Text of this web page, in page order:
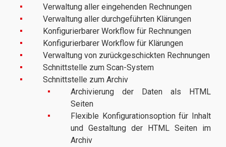
Verwaltung aller eingehenden Rechnungen
Verwaltung aller durchgeführten Klärungen
Konfigurierbarer Workflow für Rechnungen
Konfigurierbarer Workflow für Klärungen
Verwaltung von zurückgeschickten Rechnungen
Schnittstelle zum Scan-System
Schnittstelle zum Archiv
Archivierung der Daten als HTML
Seiten
Flexible Konfigurationsoption für Inhalt
und Gestaltung der HTML Seiten im
Archiv